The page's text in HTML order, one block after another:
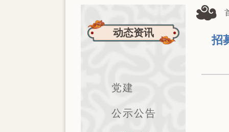
动态资讯
党建
公示公告
招